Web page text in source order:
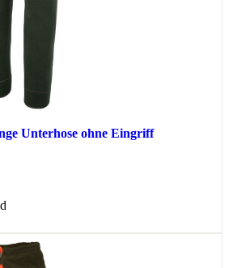
Unterhose ohne Eingriff